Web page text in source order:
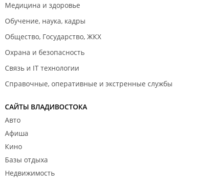
Медицина и здоровье
Обучение, наука, кадры
Общество, Государство, ЖКХ
Охрана и безопасность
Связь и IT технологии
Справочные, оперативные и экстренные службы
САЙТЫ ВЛАДИВОСТОКА
Авто
Афиша
Кино
Базы отдыха
Недвижимость